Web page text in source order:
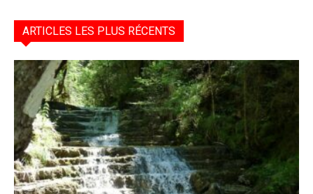
ARTICLES LES PLUS RÉCENTS